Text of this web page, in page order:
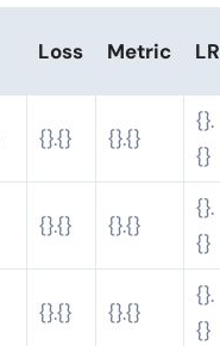
Loss Metric LR
{}.{} {}.{}
{}.
{}
{}.{} {}.{}
{}.
{}
{}.{} {}.{}
{}.
{}